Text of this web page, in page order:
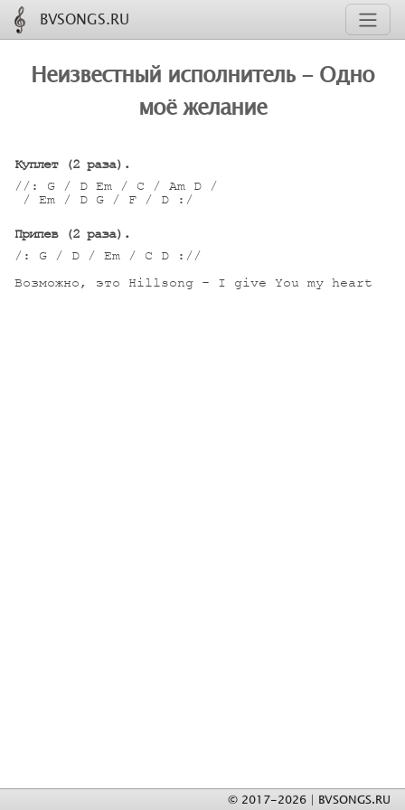
BVSONGS.RU
Неизвестный исполнитель - Одно
моё желание
Куплет (2 раза).
//: G / D Em / C / Am D /
/ Em / D G / F / D :/
Припев (2 раза).
/: G / D / Em / C D ://
Возможно, это Hillsong - I give You my heart
© 2017-2026 | BVSONGS.RU